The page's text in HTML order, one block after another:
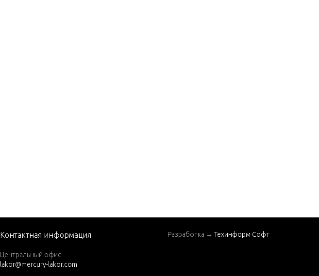
Контактная информация
Центральный офис
lakor@mercury-lakor.com
Разработка → Техинформ Софт